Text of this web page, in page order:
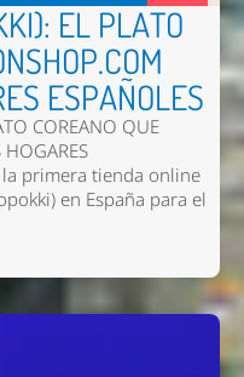
EL PLATO
ESPAÑOLES
COREANO QUE
la primera tienda online
en España para el